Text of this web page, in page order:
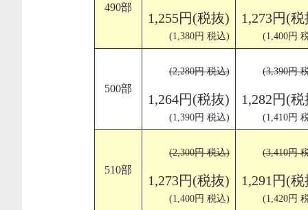
490部
1,255円(税抜)
(1,380円 税込)
1,273円(
(1,400円
500部
(2,280円 税込)
1,264円(税抜)
(1,390円 税込)
(3,390円
1,282円(
(1,410円
510部
(2,300円 税込)
1,273円(税抜)
(1,400円 税込)
(3,410円
1,291円(
(1,420円